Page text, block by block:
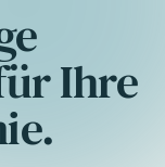
Ihre